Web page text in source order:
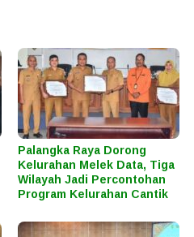
Palangka Raya Dorong
Kelurahan Melek Data, Tiga
Wilayah Jadi Percontohan
Program Kelurahan Cantik